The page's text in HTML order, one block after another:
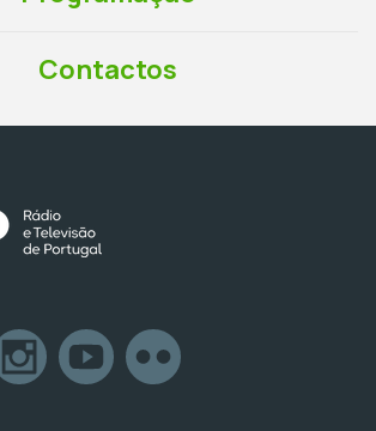
Contactos